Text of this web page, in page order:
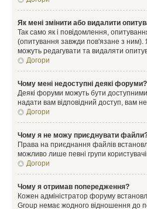
Як мені змінити або видалити
Так само як і повідомлення,
(опитування завжди пов'язане з ним).
можуть редагувати та видаляти
Догори
Чому мені недоступні деякі форуми?
Деякі форуми можуть бути
надати вам відповідний доступ, вам
Догори
Чому я не можу приєднувати
Права на приєднання файлів
можливо лише певні групи
Догори
Чому я отримав попередження?
Кожен адміністратор форуму
Group немає жодного відношення до